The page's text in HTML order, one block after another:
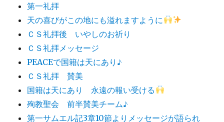
第一礼拝
天の喜びがこの地にも溢れますように
ＣＳ礼拝後 いやしのお祈り
ＣＳ礼拝メッセージ
PEACEで国籍は天にあり♪
ＣＳ礼拝 賛美
国籍は天にあり 永遠の報い受ける
殉教聖会 前半賛美チーム♪
第一サムエル記3章10節よりメッセージが語られ